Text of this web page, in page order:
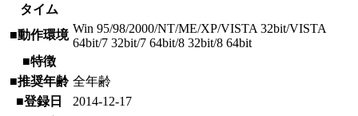
タイム
■動作環境 Win 95/98/2000/NT/ME/XP/VISTA 32bit/VISTA
64bit/7 32bit/7 64bit/8 32bit/8 64bit
■特徴
■推奨年齢 全年齢
■登録日
2014-12-17